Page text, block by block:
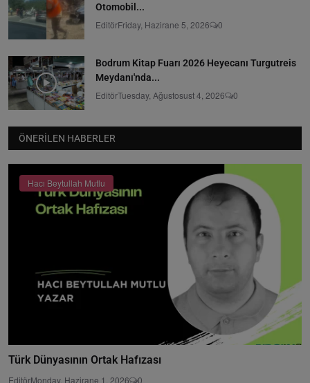
Otomobil...
EditörFriday, Hazirane 5, 2026 0
Bodrum Kitap Fuarı 2026 Heyecanı Turgutreis
Meydanı'nda...
EditörTuesday, Ağustosust 4, 2026 0
ÖNERILEN HABERLER
Hacı Beytullah Mutlu
Türk Dünyasının Ortak Hafızası
EditörMonday, Hazirane 1, 2026 0